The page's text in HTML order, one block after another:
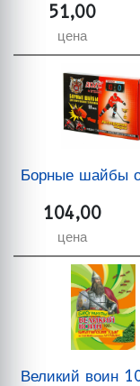
51,00
цена
Борные шайбы
104,00
цена
Великий воин